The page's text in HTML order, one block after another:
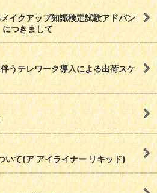
イクアップ知識検定試験アドバン
つきまして
うテレワーク導入による出荷スケ
いて(ア アイライナー リキッド)